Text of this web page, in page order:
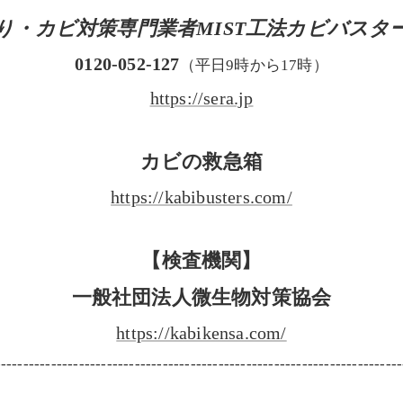
・カビ対策専門業者MIST工法カビバスタ
0120-052-127 （平日9時から17時）
https://sera.jp
カビの救急箱
https://kabibusters.com/
【検査機関】
一般社団法人微生物対策協会
https://kabikensa.com/